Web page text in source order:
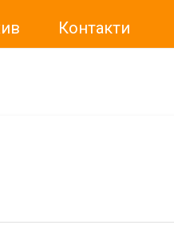
Контакти